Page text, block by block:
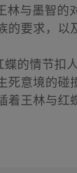
与墨智
要求，
的情节
意境的
王林与红